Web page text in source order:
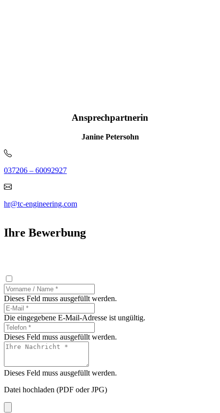
Ansprechpartnerin
Janine Petersohn
037206 – 60092927
hr@tc-engineering.com
Ihre Bewerbung
Dieses Feld muss ausgefüllt werden.
Die eingegebene E-Mail-Adresse ist ungültig.
Dieses Feld muss ausgefüllt werden.
Dieses Feld muss ausgefüllt werden.
Datei hochladen (PDF oder JPG)